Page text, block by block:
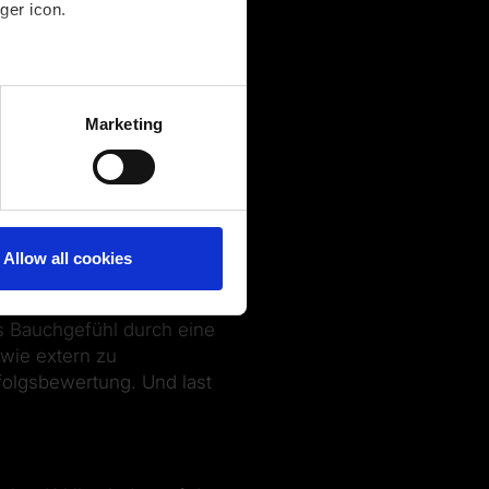
icon.
meters
Marketing
Allow all cookies
mehr und besser
von den
Ich verwende hier
Außergewöhnliches
eine Spur mehr
Bauchgefühl durch eine
extern zu
Und last